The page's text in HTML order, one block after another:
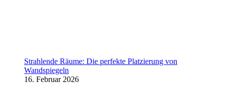
Strahlende Räume: Die perfekte Platzierung von
Wandspiegeln
16. Februar 2026